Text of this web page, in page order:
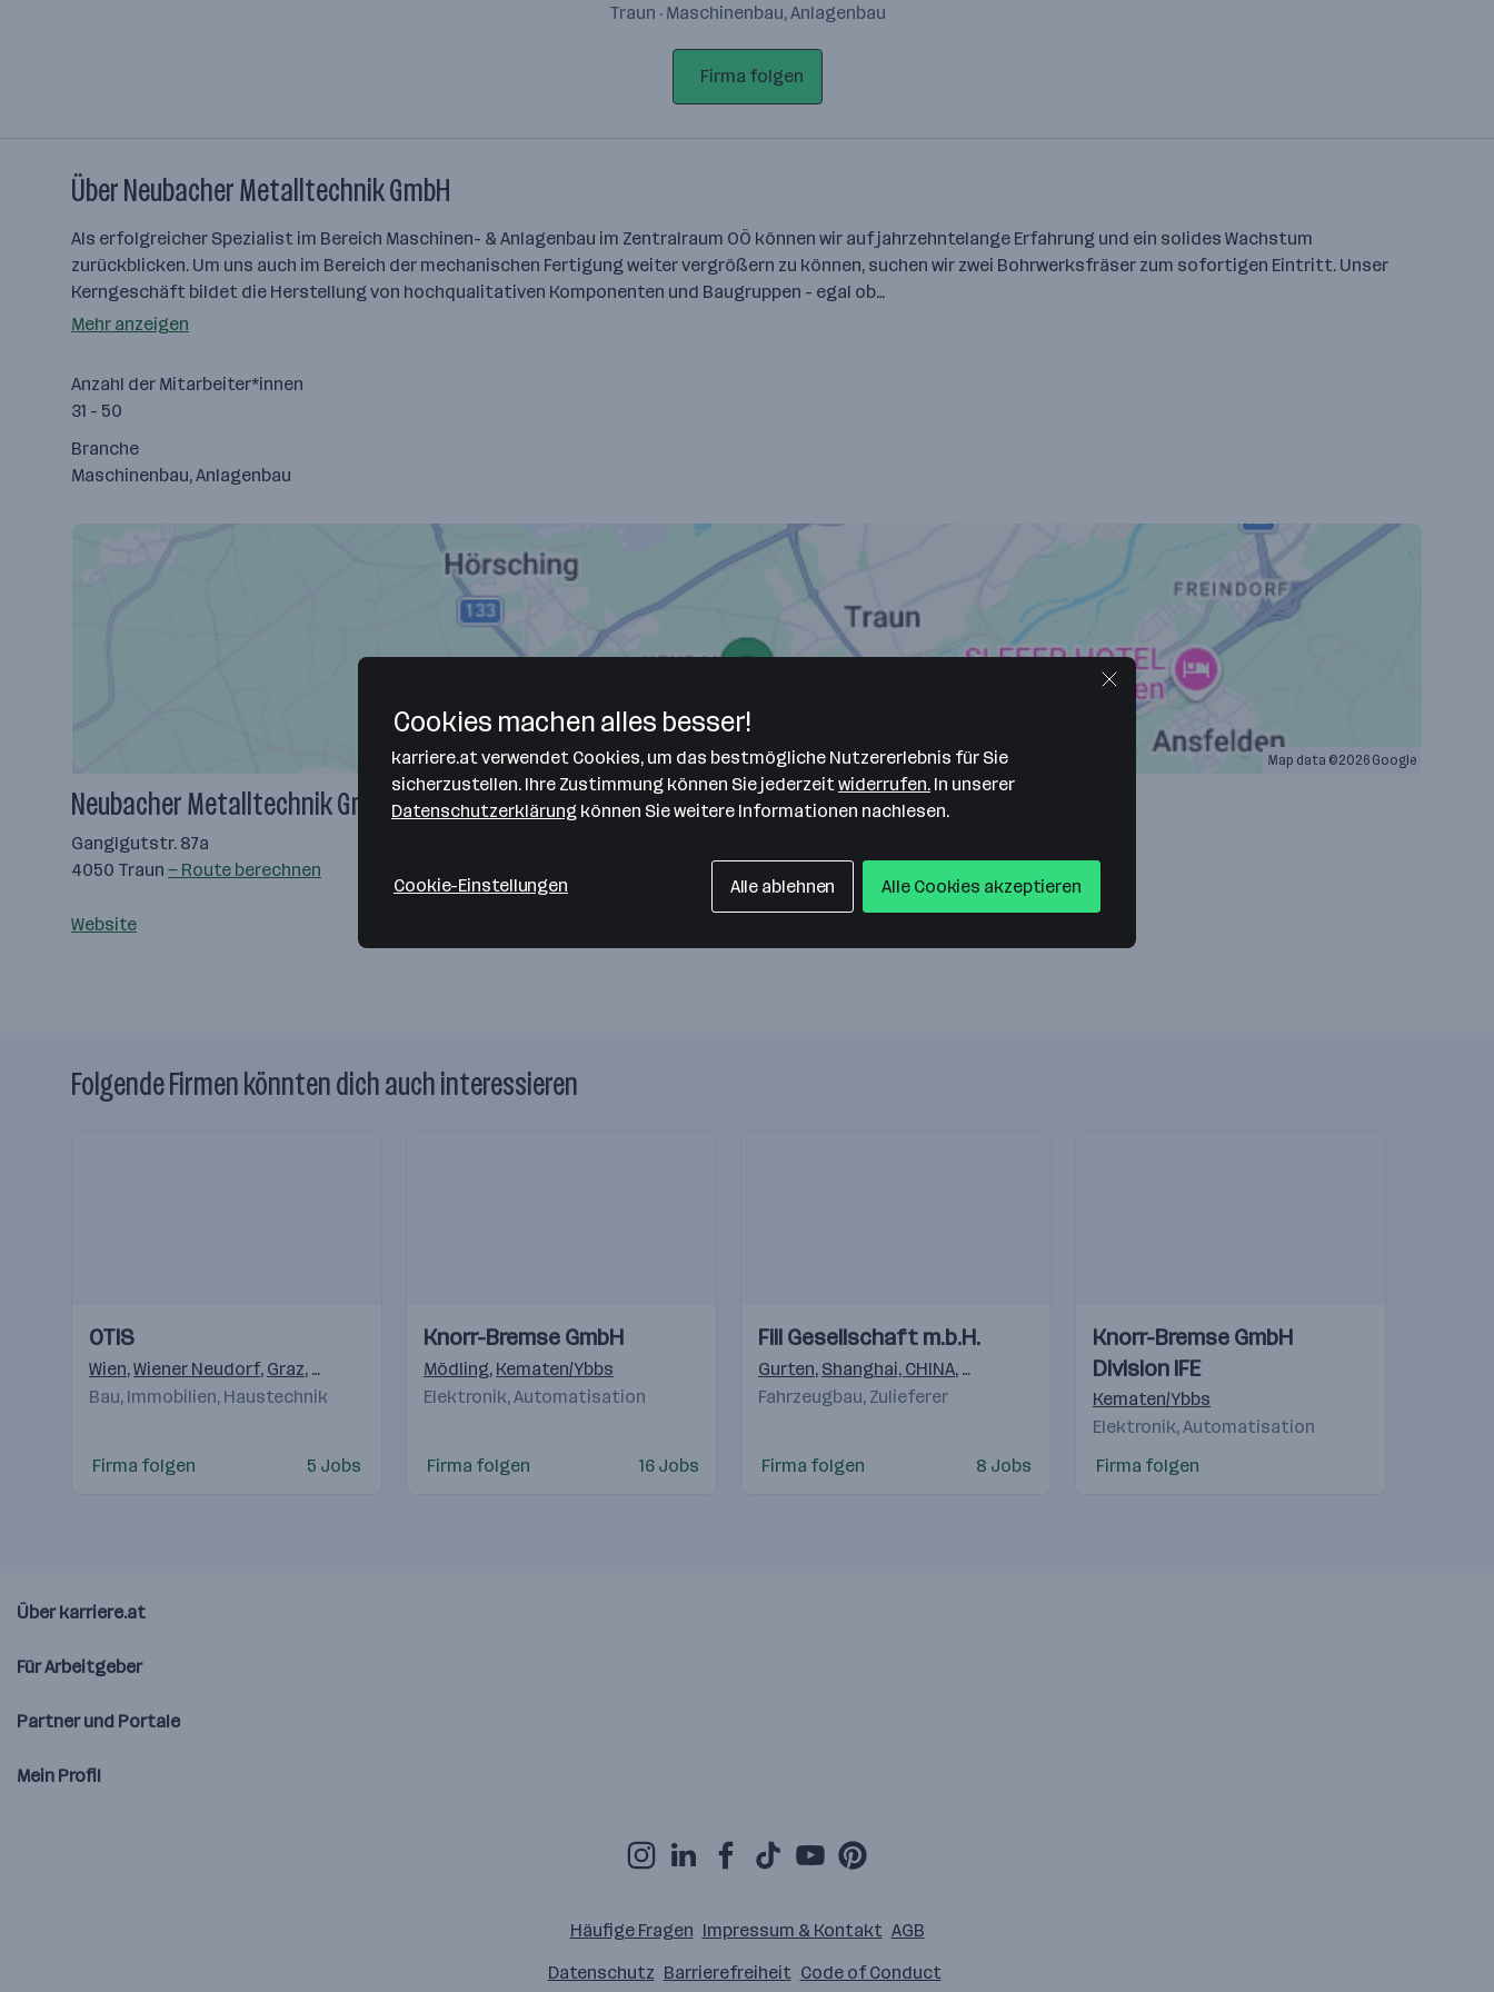
Traun · Maschinenbau, Anlagenbau
Firma folgen
Über Neubacher Metalltechnik GmbH
Als erfolgreicher Spezialist im Bereich Maschinen- & Anlagenbau im Zentralraum OÖ können wir auf jahrzehntelange Erfahrung und ein solides Wachstum
zurückblicken. Um uns auch im Bereich der mecha­ni­schen Fertigung weiter vergrößern zu können, suchen wir zwei Bohrwerksfräser zum sofortigen Eintritt. Unser
Kerngeschäft bildet die Herstellung von hochqualitativen Komponenten und Baugruppen - egal ob…
Mehr anzeigen
Anzahl der Mitarbeiter*innen
31 - 50
Branche
Maschinenbau, Anlagenbau
Map data ©2026 Google
Neubacher Metalltechnik GmbH
Ganglgutstr. 87a
4050 Traun — Route berechnen
Website
Folgende Firmen könnten dich auch interessieren
Videos
Einblicke
Einblicke
OTIS
Wien,Wiener Neudorf, Graz, Klagenfurt Linz,Bergheim,Innsbruck
Bau, Immobilien, Haustechnik
Firma folgen 5 Jobs
Videos
Einblicke
Einblicke
Knorr-Bremse GmbH
Mödling, Kematen/Ybbs
Elektronik, Automatisation
Firma folgen 16 Jobs
Videos
Einblicke
Einblicke
Fill Gesellschaft m.b.H.
Gurten, Shanghai, CHINA, Sand Andrés Cholula Puebla,Plymouth, Michigan
Fahrzeugbau, Zulieferer
Firma folgen 8 Jobs
Videos
Einblicke
Einblicke
Knorr-Bremse GmbH
Division IFE
Kematen/Ybbs
Elektronik, Automatisation
Firma folgen
Über karriere.at
Für Arbeitgeber
Partner und Portale
Mein Profil
Häufige Fragen Impressum & Kontakt AGB
Datenschutz Barrierefreiheit Code of Conduct
Cookies machen alles besser!
karriere.at verwendet Cookies, um das bestmögliche Nutzererlebnis für Sie
sicherzustellen. Ihre Zustimmung können Sie jederzeitwiderrufen. In unserer
Datenschutzerklärung können Sie weitere Informationen nachlesen.
Cookie-Einstellungen Alle ablehnen Alle Cookies akzeptieren